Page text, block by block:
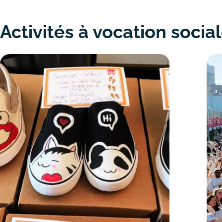
Activités à vocation